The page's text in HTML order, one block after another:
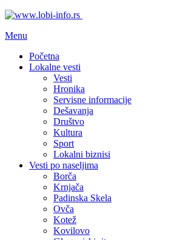
Menu
Početna
Lokalne vesti
Vesti
Hronika
Servisne informacije
Dešavanja
Društvo
Kultura
Sport
Lokalni biznisi
Vesti po naseljima
Borča
Krnjača
Padinska Skela
Ovča
Kotež
Kovilovo